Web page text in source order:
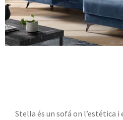
Stella és un sofá on l’estética